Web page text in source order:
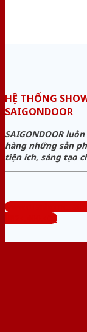
HỆ THỐNG
SAIGONDOOR
SAIGONDOOR
hàng những sản
tiện ích, sáng tạo
0824.400.400